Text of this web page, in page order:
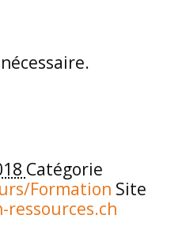
Catégorie
Formation Site
ressources.ch